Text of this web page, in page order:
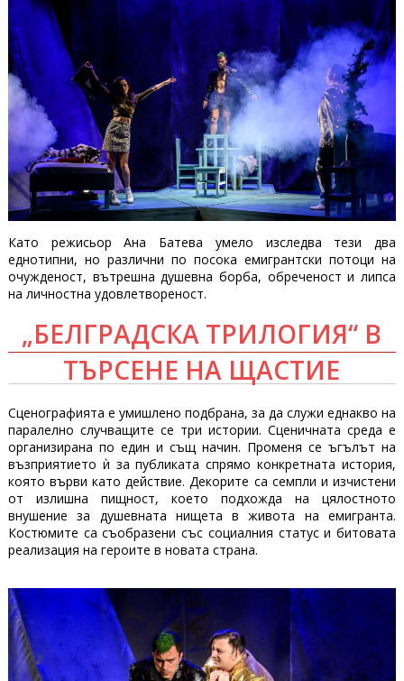
Като режисьор Ана Батева умело изследва тези два
еднотипни, но различни по посока емигрантски потоци на
очужденост, вътрешна душевна борба, обреченост и липса
на личностна удовлетвореност.
„БЕЛГРАДСКА ТРИЛОГИЯ“ В
ТЪРСЕНЕ НА ЩАСТИЕ
Сценографията е умишлено подбрана, за да служи еднакво на
паралелно случващите се три истории. Сценичната среда е
организирана по един и същ начин. Променя се ъгълът на
възприятието ѝ за публиката спрямо конкретната история,
която върви като действие. Декорите са семпли и изчистени
от излишна пищност, което подхожда на цялостното
внушение за душевната нищета в живота на емигранта.
Костюмите са съобразени със социалния статус и битовата
реализация на героите в новата страна.